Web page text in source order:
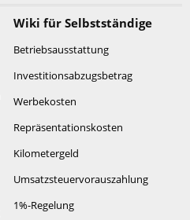
Wiki für Selbstständige
Betriebsausstattung
Investitionsabzugsbetrag
Werbekosten
Repräsentationskosten
Kilometergeld
Umsatzsteuervorauszahlung
1%-Regelung